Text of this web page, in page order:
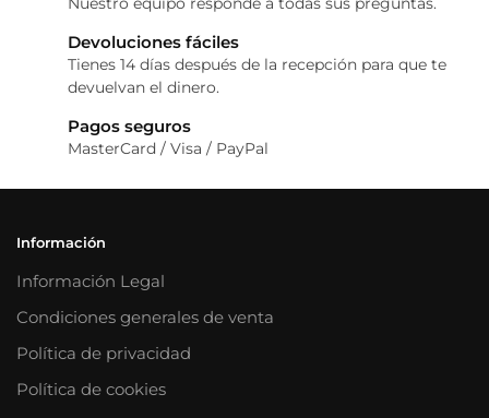
Devoluciones fáciles
Tienes 14 días después de la recepción para que te
devuelvan el dinero.
Pagos seguros
MasterCard / Visa / PayPal
Información
Información Legal
Condiciones generales de venta
Política de privacidad
Política de cookies